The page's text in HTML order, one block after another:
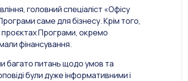
головний спеціаліст «Офісу
саме для бізнесу. Крім того,
в проєктах Програми, окремо
фінансування.
багато питань щодо умов та
були дуже інформативними і